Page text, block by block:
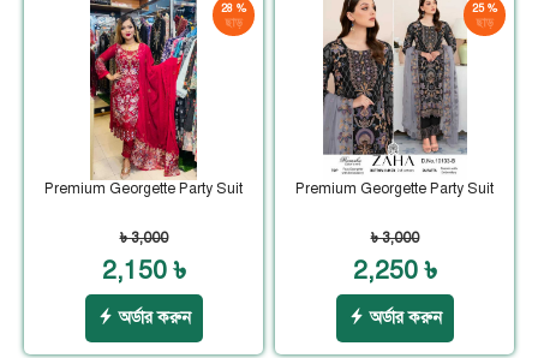
28 %
ছাড়
Premium Georgette Party Suit
৳ 3,000
2,150 ৳
অর্ডার করুন
25 %
ছাড়
Premium Georgette Party Suit
৳ 3,000
2,250 ৳
অর্ডার করুন